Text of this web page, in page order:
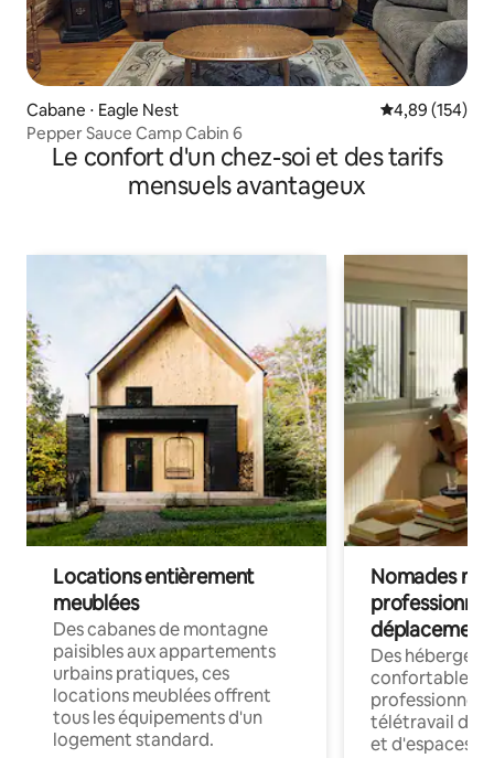
Cabane ⋅ Eagle Nest Évaluation
4,89 (154)
Pepper Sauce Camp Cabin 6
Le confort d'un chez-soi et des tarifs
mensuels avantageux
Locations entièrement
meublées
Des cabanes de montagne
paisibles aux appartements
urbains pratiques, ces
locations meublées offrent
tous les équipements d'un
logement standard.
Nomades
déplacement
Des
confortables
professionnels
télétravail
et d'espaces